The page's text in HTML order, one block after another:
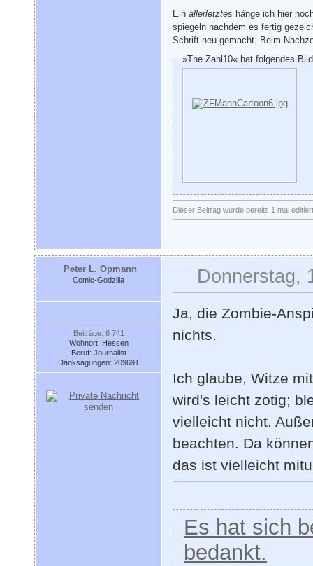
Ein allerletztes hänge ich hier
spiegeln nachdem es fertig
Schrift neu gemacht. Beim
»The Zahl10« hat folgendes
Dieser Beitrag wurde bereits 1 mal
Peter L. Opmann
Comic-Godzilla
Beiträge: 6 741
Wohnort: Hessen
Beruf: Journalist
Danksagungen: 209691
Donnerstag,
Ja, die Zombie-
nichts.
Ich glaube, Witze
wird's leicht zotig;
vielleicht nicht.
beachten. Da
das ist vielleicht
Es hat sich
bedankt.